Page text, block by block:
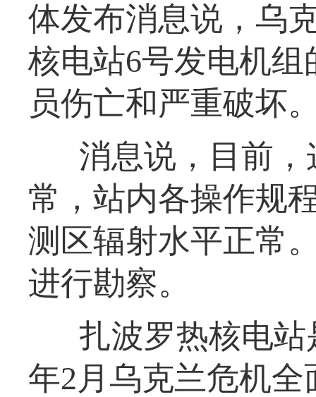
体发布消息说，乌
核电站6号发电机
员伤亡和严重破坏
消息说，目前
常，站内各操作规
测区辐射水平正常
进行勘察。
扎波罗热核电站
年2月乌克兰危机